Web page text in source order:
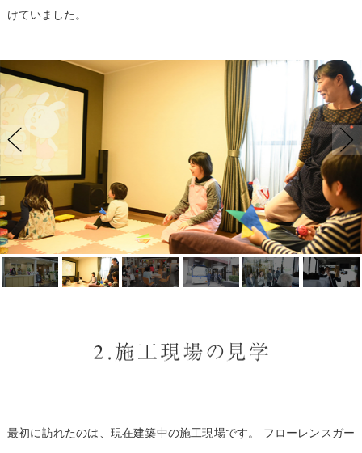
けていました。
最初に訪れたのは、現在建築中の施工現場です。 フローレンスガー